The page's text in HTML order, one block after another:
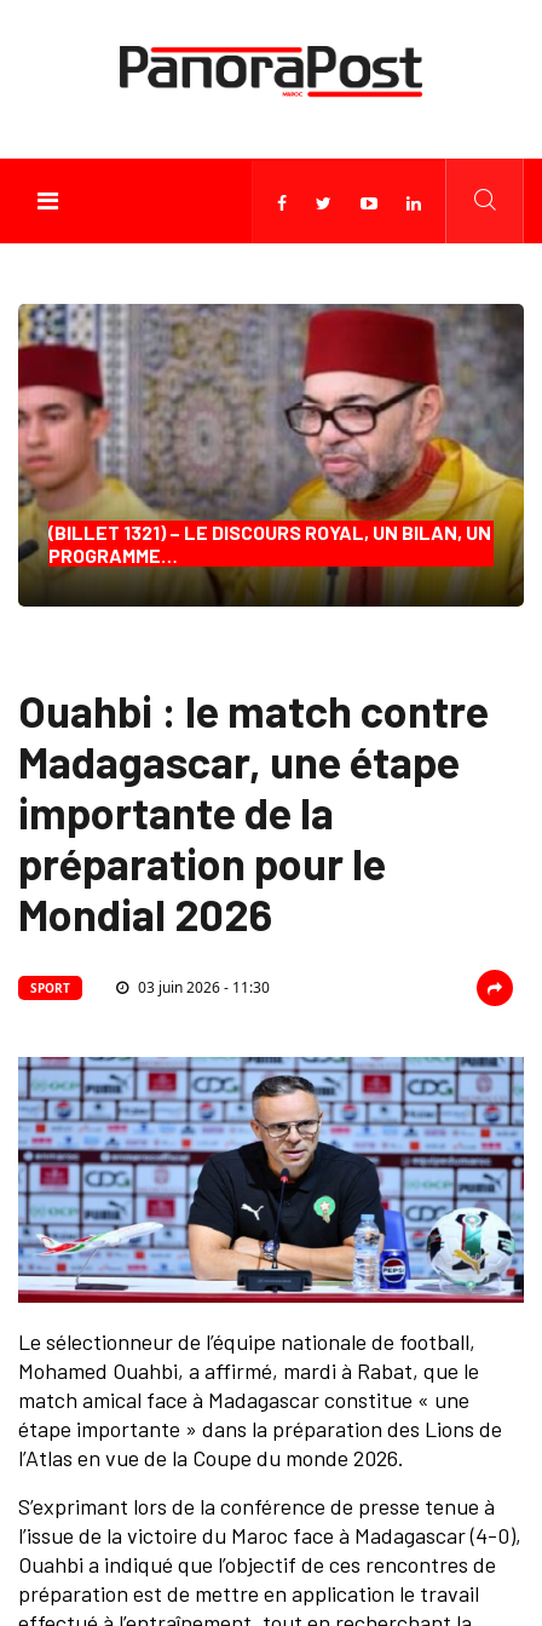
(BILLET 1321) – LE DISCOURS ROYAL, UN BILAN, UN
PROGRAMME…
Ouahbi : le match contre
Madagascar, une étape
importante de la
préparation pour le
Mondial 2026
SPORT 03 juin 2026 - 11:30
Le sélectionneur de l’équipe nationale de football,
Mohamed Ouahbi, a affirmé, mardi à Rabat, que le
match amical face à Madagascar constitue « une
étape importante » dans la préparation des Lions de
l’Atlas en vue de la Coupe du monde 2026.
S’exprimant lors de la conférence de presse tenue à
l’issue de la victoire du Maroc face à Madagascar (4-0),
Ouahbi a indiqué que l’objectif de ces rencontres de
préparation est de mettre en application le travail